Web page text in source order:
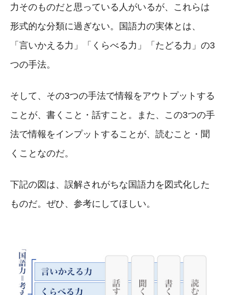
力そのものだと思っている人がいるが、これらは
形式的な分類に過ぎない。国語力の実体とは、
「言いかえる力」「くらべる力」「たどる力」の3
つの手法。
そして、その3つの手法で情報をアウトプットする
ことが、書くこと・話すこと。また、この3つの手
法で情報をインプットすることが、読むこと・聞
くことなのだ。
下記の図は、誤解されがちな国語力を図式化した
ものだ。ぜひ、参考にしてほしい。